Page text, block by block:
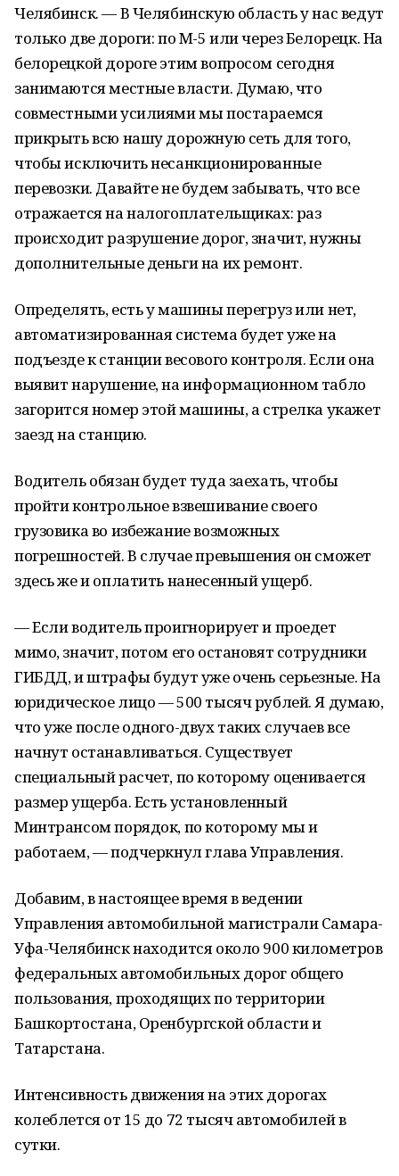
Челябинск. — В Челябинскую область у нас ведут
только две дороги: по М-5 или через Белорецк. На
белорецкой дороге этим вопросом сегодня
занимаются местные власти. Думаю, что
совместными усилиями мы постараемся
прикрыть всю нашу дорожную сеть для того,
чтобы исключить несанкционированные
перевозки. Давайте не будем забывать, что все
отражается на налогоплательщиках: раз
происходит разрушение дорог, значит, нужны
дополнительные деньги на их ремонт.
Определять, есть у машины перегруз или нет,
автоматизированная система будет уже на
подъезде к станции весового контроля. Если она
выявит нарушение, на информационном табло
загорится номер этой машины, а стрелка укажет
заезд на станцию.
Водитель обязан будет туда заехать, чтобы
пройти контрольное взвешивание своего
грузовика во избежание возможных
погрешностей. В случае превышения он сможет
здесь же и оплатить нанесенный ущерб.
— Если водитель проигнорирует и проедет
мимо, значит, потом его остановят сотрудники
ГИБДД, и штрафы будут уже очень серьезные. На
юридическое лицо — 500 тысяч рублей. Я думаю,
что уже после одного-двух таких случаев все
начнут останавливаться. Существует
специальный расчет, по которому оценивается
размер ущерба. Есть установленный
Минтрансом порядок, по которому мы и
работаем, — подчеркнул глава Управления.
Добавим, в настоящее время в ведении
Управления автомобильной магистрали Самара-
Уфа-Челябинск находится около 900 километров
федеральных автомобильных дорог общего
пользования, проходящих по территории
Башкортостана, Оренбургской области и
Татарстана.
Интенсивность движения на этих дорогах
колеблется от 15 до 72 тысяч автомобилей в
сутки.